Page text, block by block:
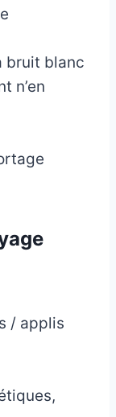
bruit blanc
n’en
/ applis